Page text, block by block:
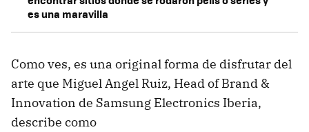
es una maravilla
Como ves, es una original forma de disfrutar del
arte que Miguel Angel Ruiz, Head of Brand &
Innovation de Samsung Electronics Iberia,
describe como